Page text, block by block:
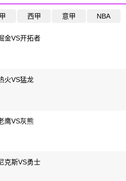
西甲 意甲 NBA
金VS开拓者
火VS猛龙
鹰VS灰熊
克斯VS勇士